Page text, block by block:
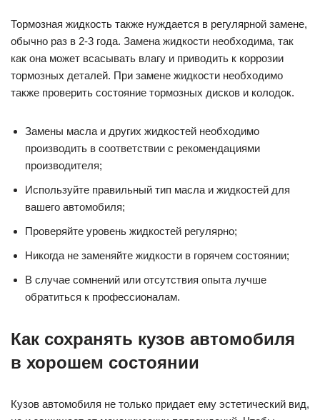
Жидкость охлаждающей системы также нуждается в
регулярной замене, обычно раз в 2-3 года. При замене
жидкости необходимо убедиться, что уровень жидкости
находится в пределах нормы и нет утечек. Отсутствие
привести к перегреву двигателя.
Тормозная жидкость также нуждается в регулярной замене,
обычно раз в 2-3 года. Замена жидкости необходима, так
как она может всасывать влагу и приводить к коррозии
также проверить состояние тормозных дисков и колодок.
Замены масла и других жидкостей необходимо
производить в соответствии с рекомендациями
Используйте правильный тип масла и жидкостей для
вашего автомобиля;
Проверяйте уровень жидкостей регулярно;
Никогда не заменяйте жидкости в горячем состоянии;